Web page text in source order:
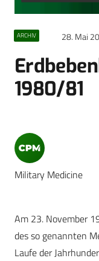
ARCHIV 28. Mai
1980/81
Military Medicine
Am 23. November
des so genannten
Laufe der